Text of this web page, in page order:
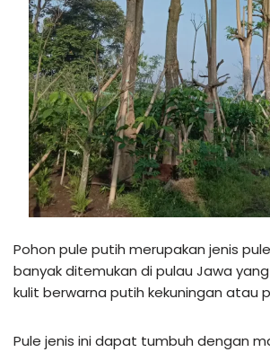
Pohon pule putih merupakan jenis
banyak ditemukan di pulau Jawa
kulit berwarna putih kekuningan atau
Pule jenis ini dapat tumbuh dengan